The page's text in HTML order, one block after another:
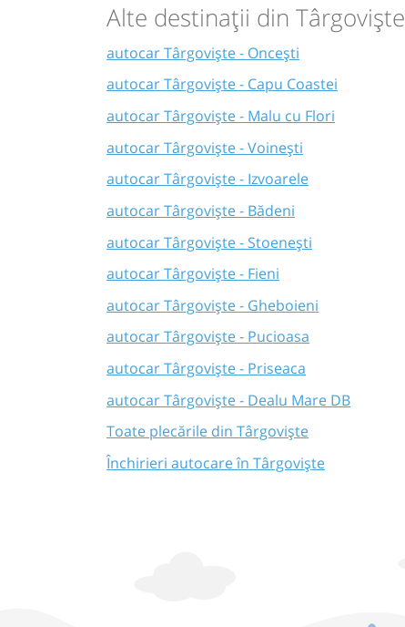
Alte destinații din Târgoviște
autocar Târgoviște - Oncești
autocar Târgoviște - Capu Coastei
autocar Târgoviște - Malu cu Flori
autocar Târgoviște - Voinești
autocar Târgoviște - Izvoarele
autocar Târgoviște - Bădeni
autocar Târgoviște - Stoenești
autocar Târgoviște - Fieni
autocar Târgoviște - Gheboieni
autocar Târgoviște - Pucioasa
autocar Târgoviște - Priseaca
autocar Târgoviște - Dealu Mare DB
Toate plecările din Târgoviște
Închirieri autocare în Târgoviște